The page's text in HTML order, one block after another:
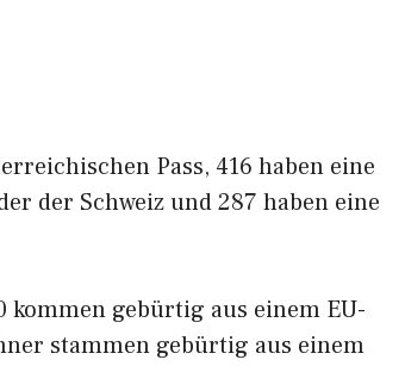
Pass, 416 haben eine
der Schweiz und 287 haben eine
gebürtig aus einem EU-
stammen gebürtig aus einem